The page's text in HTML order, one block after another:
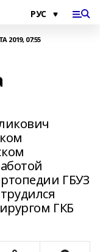
2019, 07:55
ГБУЗ
ГКБ